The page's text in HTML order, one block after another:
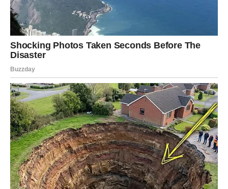
Rakovi će tokom ovog perioda biti veoma emotivni, ali
upravo će emocije doneti odgovore koje dugo traže.
Njihovo srce će sada jasno pokazati kome mogu da
veruju, a od koga treba da se udalje.
Za mnoge Rakove sledi veoma važan razgovor koji će
promeniti odnos sa jednom osobom. Moguće je
pomirenje, obnavljanje kontakta ili priznanje koje dugo
čekaju.
Finansijska situacija počinje polako da se popravlja. Neki
Rakovi će dobiti neočekivani novac ili poslovnu priliku
koja može promeniti njihovu budućnost.